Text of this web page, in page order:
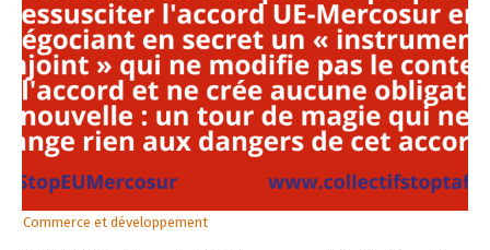
Commerce et développement